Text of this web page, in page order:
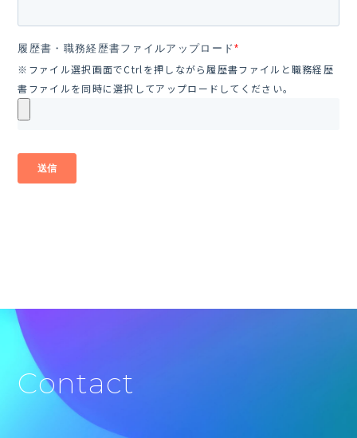
履歴書・職務経歴書ファイルアップロード*
※ファイル選択画面でCtrlを押しながら履歴書ファイルと職務経歴
書ファイルを同時に選択してアップロードしてください。
Contact